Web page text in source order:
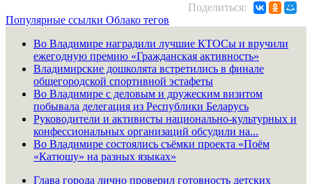
Поделиться:
Популярные ссылки Облако тегов
Во Владимире наградили лучшие КТОСы и вручили
ежегодную премию «Гражданская активность»
Владимирские дошколята встретились в финале
общегородской спортивной эстафеты
Во Владимире с деловым и дружеским визитом
побывала делегация из Республики Беларусь
Руководители и активисты национально-культурных и
конфессиональных организаций обсудили на...
Во Владимире состоялись съёмки проекта «Поём
«Катюшу» на разных языках»
Глава города лично проверил готовность детских